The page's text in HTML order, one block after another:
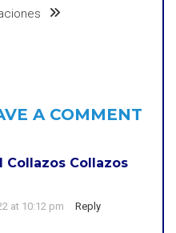
A COMMENT
Collazos Collazos
at 10:12 pm Reply